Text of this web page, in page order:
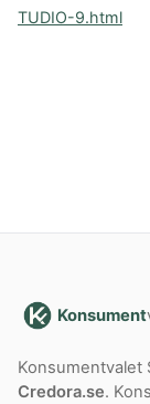
TUDIO-9.html
Konsument
Konsumentvalet
Credora.se.